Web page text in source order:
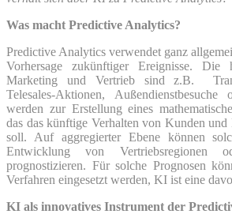
Was macht Predictive Analytics?
Predictive Analytics verwendet ganz
Vorhersage zukünftiger Ereignisse. Die
Marketing und Vertrieb sind z.B.
Telesales-Aktionen,
werden zur Erstellung eines
das das künftige Verhalten von Kunden und
soll. Auf aggregierter Ebene können
Entwicklung von Vertriebsregionen
prognostizieren. Für solche Prognosen
Verfahren eingesetzt werden, KI ist eine
KI als innovatives Instrument der